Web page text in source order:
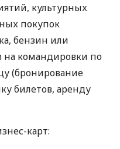
культурных
покупок
бензин или
на командировки по
(бронирование
билетов, аренду
карт: